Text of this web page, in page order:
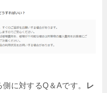
に対するQ＆Aです。
レ